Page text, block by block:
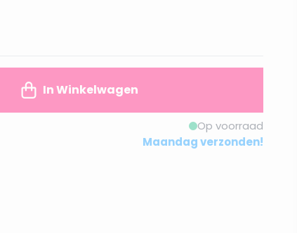
In Winkelwagen
Op voorraad
Maandag verzonden!